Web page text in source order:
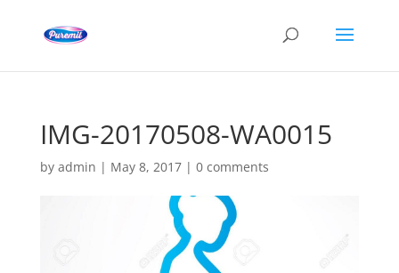
IMG-20170508-WA0015
by admin | May 8, 2017| 0 comments